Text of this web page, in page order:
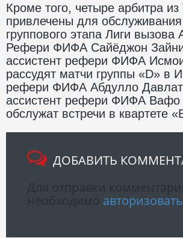
Кроме того, четыре арбитра
привлечены для
группового этапа Лиги
Рефери ФИФА Сайёджон
ассистент рефери ФИФА
рассудят матчи группы «D» в
рефери ФИФА Абдулло
ассистент рефери ФИФА Вафо
обслужат встречи в квартете
ДОБАВИТЬ